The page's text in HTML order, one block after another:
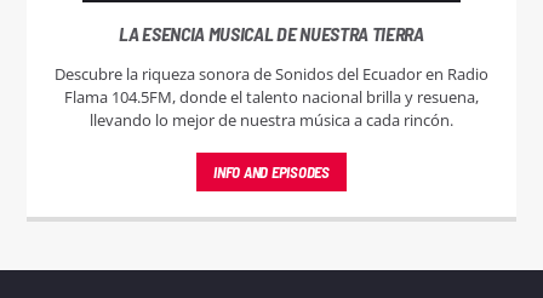
LA ESENCIA MUSICAL DE NUESTRA TIERRA
Descubre la riqueza sonora de Sonidos del Ecuador en Radio
Flama 104.5FM, donde el talento nacional brilla y resuena,
llevando lo mejor de nuestra música a cada rincón.
INFO AND EPISODES